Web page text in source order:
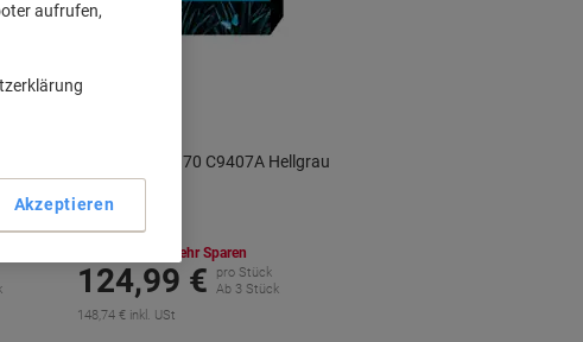
HP Druckkopf 70 C9407A Hellgrau
Mehr Sparen
124,99 €
pro Stück
Ab 3 Stück
148,74 € inkl. USt
aufrufen,
Akzeptieren